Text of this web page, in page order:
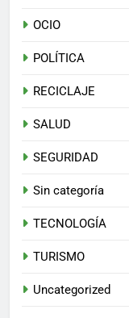
OCIO
POLÍTICA
RECICLAJE
SALUD
SEGURIDAD
Sin categoría
TECNOLOGÍA
TURISMO
Uncategorized